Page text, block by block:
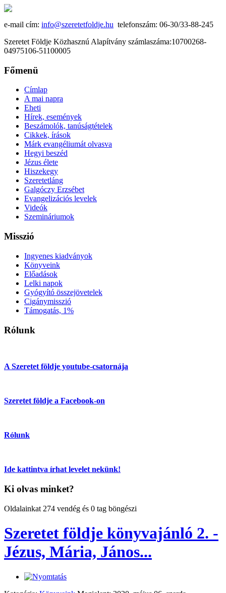
e-mail cím: info@szeretetfoldje.hu telefonszám: 06-30/33-88-245
Szeretet Földje Közhasznú Alapítvány számlaszáma:10700268-
04975106-51100005
Főmenü
Címlap
A mai napra
Eheti
Hírek, események
Beszámolók, tanúságtételek
Cikkek, írások
Márk evangéliumát olvasva
Hegyi beszéd
Jézus élete
Hiszekegy
Szeretetláng
Galgóczy Erzsébet
Evangelizációs levelek
Videók
Szemináriumok
Misszió
Ingyenes kiadványok
Könyveink
Előadások
Lelki napok
Gyógyító összejövetelek
Cigánymisszió
Támogatás, 1%
Rólunk
A Szeretet földje youtube-csatornája
Szeretet földje a Facebook-on
Rólunk
Ide kattintva írhat levelet nekünk!
Ki olvas minket?
Oldalainkat 274 vendég és 0 tag böngészi
Szeretet földje könyvajánló 2. -
Jézus, Mária, János...